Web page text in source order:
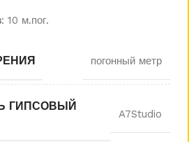
: 10 м.пог.
погонный метр
ГИПСОВЫЙ
A7Studio